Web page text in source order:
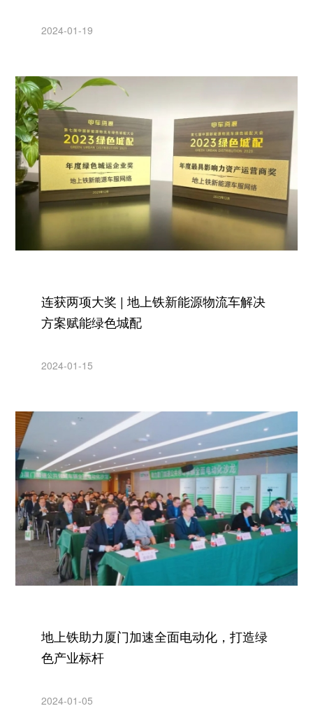
2024-01-19
连获两项大奖 | 地上铁新能源物流车解决
方案赋能绿色城配
2024-01-15
地上铁助力厦门加速全面电动化，打造绿
色产业标杆
2024-01-05